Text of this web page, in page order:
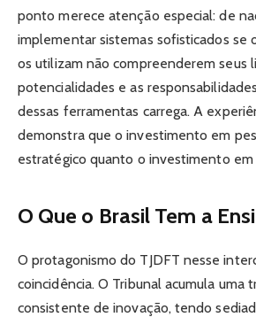
ponto merece atenção especial: de
implementar sistemas sofisticados se
os utilizam não compreenderem seus
potencialidades e as
dessas ferramentas carrega. A
demonstra que o investimento em
estratégico quanto o investimento
O Que o Brasil Tem a
O protagonismo do TJDFT nesse
coincidência. O Tribunal acumula uma
consistente de inovação, tendo